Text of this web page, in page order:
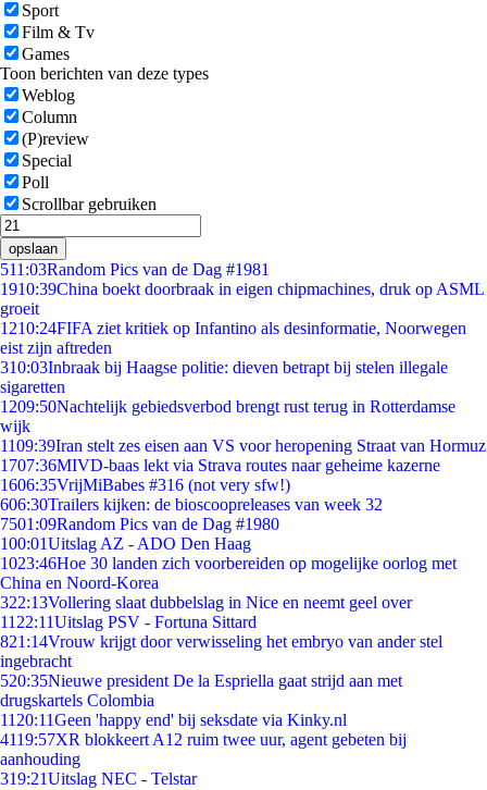
Sport
Film & Tv
Games
Toon berichten van deze types
Weblog
Column
(P)review
Special
Poll
Scrollbar gebruiken
opslaan
511:03Random Pics van de Dag #1981
1910:39China boekt doorbraak in eigen chipmachines, druk op ASML
groeit
1210:24FIFA ziet kritiek op Infantino als desinformatie, Noorwegen
eist zijn aftreden
310:03Inbraak bij Haagse politie: dieven betrapt bij stelen illegale
sigaretten
1209:50Nachtelijk gebiedsverbod brengt rust terug in Rotterdamse
wijk
1109:39Iran stelt zes eisen aan VS voor heropening Straat van Hormuz
1707:36MIVD-baas lekt via Strava routes naar geheime kazerne
1606:35VrijMiBabes #316 (not very sfw!)
606:30Trailers kijken: de bioscoopreleases van week 32
7501:09Random Pics van de Dag #1980
100:01Uitslag AZ - ADO Den Haag
1023:46Hoe 30 landen zich voorbereiden op mogelijke oorlog met
China en Noord-Korea
322:13Vollering slaat dubbelslag in Nice en neemt geel over
11 22:11Uitslag PSV - Fortuna Sittard
821:14Vrouw krijgt door verwisseling het embryo van ander stel
ingebracht
520:35Nieuwe president De la Espriella gaat strijd aan met
drugskartels Colombia
11 20:11Geen 'happy end' bij seksdate via Kinky.nl
4119:57XR blokkeert A12 ruim twee uur, agent gebeten bij
aanhouding
319:21Uitslag NEC - Telstar